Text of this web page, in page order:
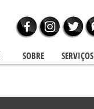
SOBRE SERVIÇOS